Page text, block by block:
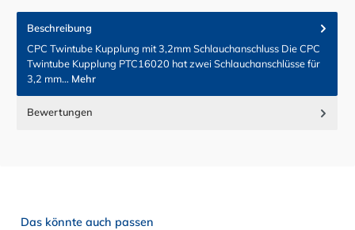
Beschreibung
CPC Twintube Kupplung mit 3,2mm Schlauchanschluss Die CPC
Twintube Kupplung PTC16020 hat zwei Schlauchanschlüsse für
3,2 mm… Mehr
Bewertungen
Produktgalerie überspringen
Das könnte auch passen